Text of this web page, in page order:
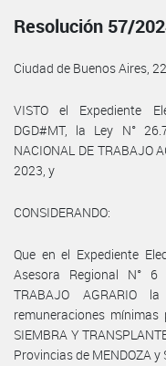
Resolución 57/
Ciudad de Buenos Aires,
VISTO el Expediente
DGD#MT, la Ley N°
NACIONAL DE TRABAJO
2023, y
CONSIDERANDO:
Que en el Expediente
Asesora Regional N° 6
TRABAJO AGRARIO
remuneraciones
SIEMBRA Y
Provincias de MENDOZA y